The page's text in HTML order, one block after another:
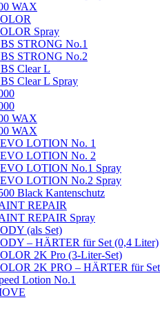
WAX
Spray
STRONG No.1
STRONG No.2
Clear L
Clear L Spray
WAX
WAX
LOTION No. 1
LOTION No. 2
LOTION No.1 Spray
LOTION No.2 Spray
Black Kantenschutz
REPAIR
REPAIR Spray
(als Set)
– HÄRTER für Set (0,4 Liter)
2K Pro (3-Liter-Set)
2K PRO – HÄRTER für
Lotion No.1